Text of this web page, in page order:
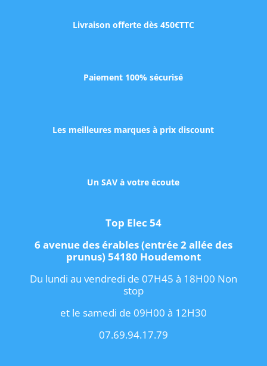
Livraison offerte dès 450€TTC
Paiement 100% sécurisé
Les meilleures marques à prix discount
Un SAV à votre écoute
Top Elec 54
6 avenue des érables (entrée 2 allée des
prunus) 54180 Houdemont
Du lundi au vendredi de 07H45 à 18H00 Non
stop
et le samedi de 09H00 à 12H30
07.69.94.17.79